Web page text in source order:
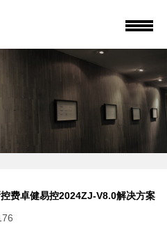
费卓健易控2024ZJ-V8.0解决方案